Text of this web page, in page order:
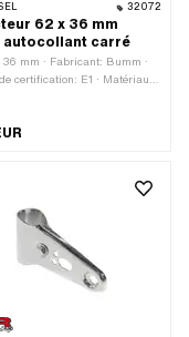
32072
62 x 36 mm
autocollant carré
mm · Fabricant: Bumm ·
certification: E1 · Matériau: